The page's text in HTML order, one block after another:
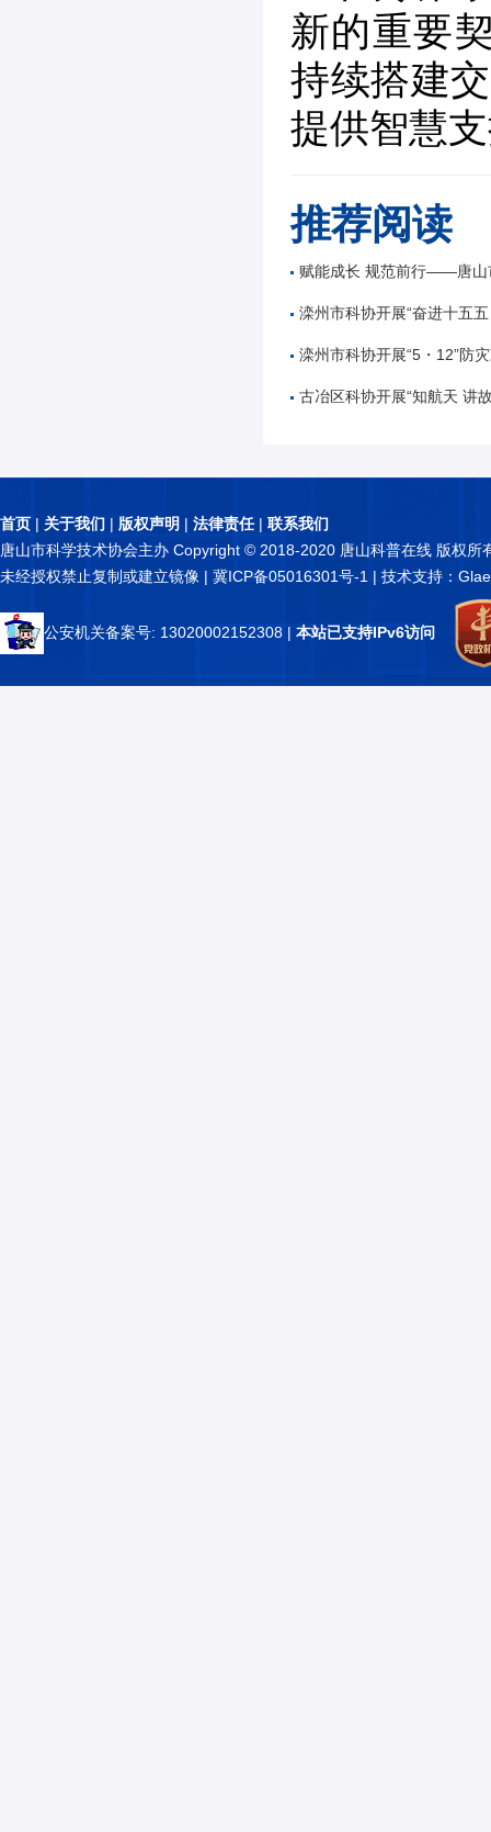
新的重要
持续搭建
提供智慧
推荐阅读
赋能成长 规范前行——唐山市公路学会举办公路工
滦州市科协开展“奋进十五五 科技谱新篇”全国
滦州市科协开展“5・12”防灾减
古冶区科协开展“知航天 讲故事 逐星辰——中国
首页 | 关于我们 | 版权声明 | 法律责任| 联系我们
唐山市科学技术协会主办 Copyright © 2018-2020 唐山科普在线 版权所
未经授权禁止复制或建立镜像 | 冀ICP备05016301号-1 | 技术支持：
公安机关备案号: 13020002152308 | 本站已支持IPv6访问